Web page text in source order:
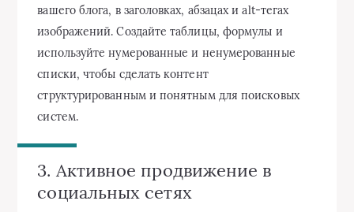
вашего блога, в заголовках, абзацах и alt-тегах
изображений. Создайте таблицы, формулы и
используйте нумерованные и ненумерованные
списки, чтобы сделать контент
структурированным и понятным для поисковых
систем.
3. Активное продвижение в
социальных сетях